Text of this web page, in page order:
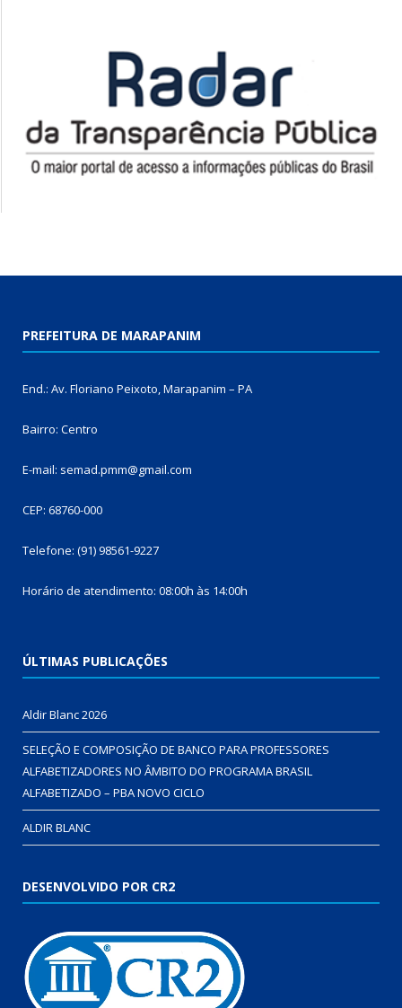
PREFEITURA DE MARAPANIM
End.: Av. Floriano Peixoto, Marapanim – PA
Bairro: Centro
E-mail: semad.pmm@gmail.com
CEP: 68760-000
Telefone: (91) 98561-9227
Horário de atendimento: 08:00h às 14:00h
ÚLTIMAS PUBLICAÇÕES
Aldir Blanc 2026
SELEÇÃO E COMPOSIÇÃO DE BANCO PARA PROFESSORES
ALFABETIZADORES NO ÂMBITO DO PROGRAMA BRASIL
ALFABETIZADO – PBA NOVO CICLO
ALDIR BLANC
DESENVOLVIDO POR CR2